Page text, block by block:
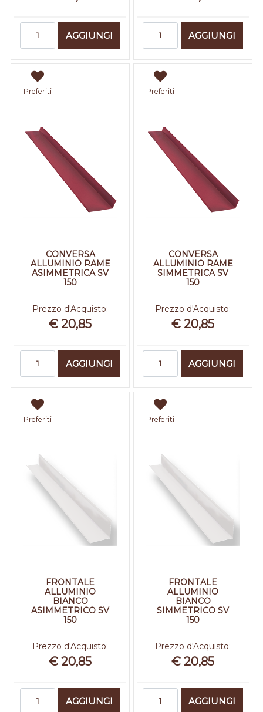
AGGIUNGI AGGIUNGI
Preferiti
CONVERSA
ALLUMINIO RAME
ASIMMETRICA SV
150
Prezzo d'Acquisto:
€ 20,85
AGGIUNGI
Preferiti
CONVERSA
ALLUMINIO RAME
SIMMETRICA SV
150
Prezzo d'Acquisto:
€ 20,85
AGGIUNGI
Preferiti
FRONTALE
ALLUMINIO
BIANCO
ASIMMETRICO SV
150
Prezzo d'Acquisto:
€ 20,85
AGGIUNGI
Preferiti
FRONTALE
ALLUMINIO
BIANCO
SIMMETRICO SV
150
Prezzo d'Acquisto:
€ 20,85
AGGIUNGI